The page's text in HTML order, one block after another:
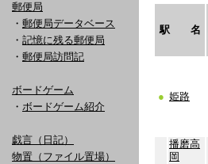
郵便局
・ 郵便局データベース
・ 記憶に残る郵便局
・ 郵便局訪問記
ボードゲーム
・ ボードゲーム紹介
戯言（日記）
物置（ファイル置場）
駅 名
● 姫路
播磨高
岡